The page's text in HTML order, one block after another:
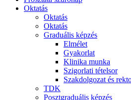
Oktatás
Oktatás
Oktatás
Graduális képzés
Elmélet
Gyakorlat
Klinika munka
Szigorlati tételsor
Szakdolgozat és
TDK
Posztgraduális képzés